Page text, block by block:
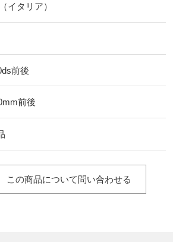
イタリア）
前後
前後
この商品について問い合わせる